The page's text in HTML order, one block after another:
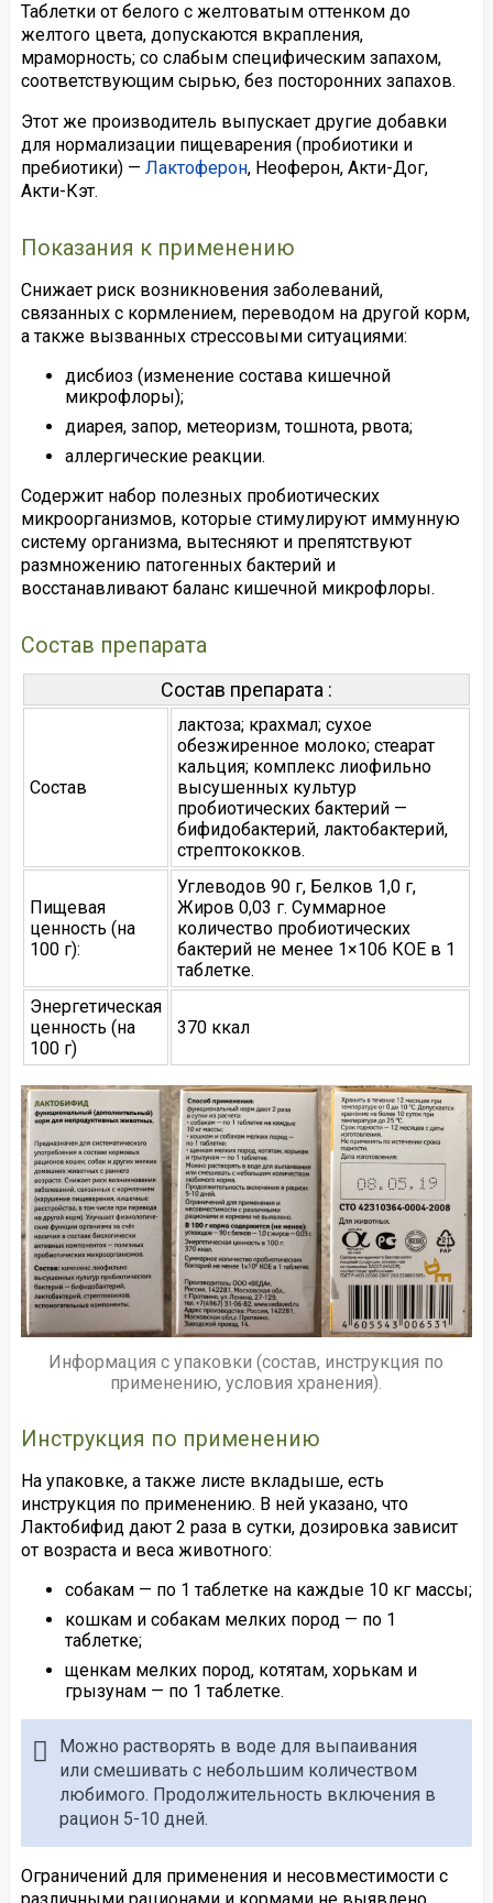
Таблетки от белого с желтоватым оттенком до
желтого цвета, допускаются вкрапления,
мраморность; со слабым специфическим запахом,
соответствующим сырью, без посторонних запахов.
Этот же производитель выпускает другие добавки
для нормализации пищеварения (пробиотики и
пребиотики) — Лактоферон, Неоферон, Акти-Дог,
Акти-Кэт.
Показания к применению
Снижает риск возникновения заболеваний,
связанных с кормлением, переводом на другой корм,
а также вызванных стрессовыми ситуациями:
дисбиоз (изменение состава кишечной
микрофлоры);
диарея, запор, метеоризм, тошнота, рвота;
аллергические реакции.
Содержит набор полезных пробиотических
микроорганизмов, которые стимулируют иммунную
систему организма, вытесняют и препятствуют
размножению патогенных бактерий и
восстанавливают баланс кишечной микрофлоры.
Состав препарата
Состав препарата :
Состав
лактоза; крахмал; сухое
обезжиренное молоко; стеарат
кальция; комплекс лиофильно
высушенных культур
пробиотических бактерий —
бифидобактерий, лактобактерий,
стрептококков.
Пищевая
ценность (на
100 г):
Углеводов 90 г, Белков 1,0 г,
Жиров 0,03 г. Суммарное
количество пробиотических
бактерий не менее 1×106 КОЕ в 1
таблетке.
Энергетическая
ценность (на
100 г)
370 ккал
Информация с упаковки (состав, инструкция по
применению, условия хранения).
Инструкция по применению
На упаковке, а также листе вкладыше, есть
инструкция по применению. В ней указано, что
Лактобифид дают 2 раза в сутки, дозировка зависит
от возраста и веса животного:
собакам — по 1 таблетке на каждые 10 кг массы;
кошкам и собакам мелких пород — по 1
таблетке;
щенкам мелких пород, котятам, хорькам и
грызунам — по 1 таблетке.
Можно растворять в воде для выпаивания
или смешивать с небольшим количеством
любимого. Продолжительность включения в
рацион 5-10 дней.
Ограничений для применения и несовместимости с
различными рационами и кормами не выявлено.